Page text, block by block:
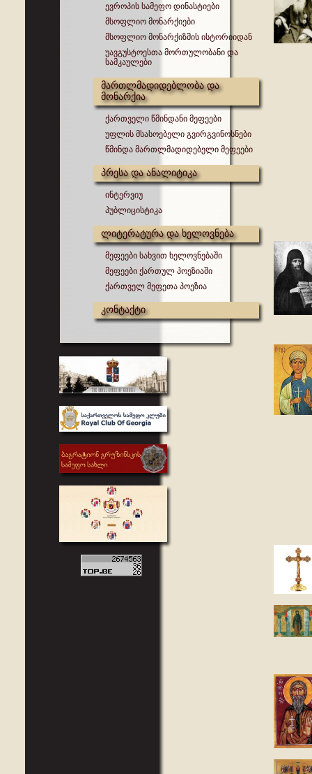
ევროპის სამეფო დინასტიები
მსოფლიო მონარქიები
მსოფლიო მონარქიზმის ისტორიიდან
უავგუსტოესთა მორთულობანი და
სამკაულები
მართლმადიდებლობა და
მონარქია
ქართველი წმინდანი მეფეები
უფლის მსასოებელი გვირგვინოსნები
წმინდა მართლმადიდებელი მეფეები
პრესა და ანალიტიკა
ინტერვიუ
პუბლიცისტიკა
ლიტერატურა და ხელოვნება
მეფეები სახვით ხელოვნებაში
მეფეები ქართულ პოეზიაში
ქართველ მეფეთა პოეზია
კონტაქტი